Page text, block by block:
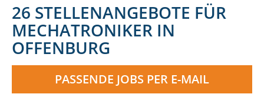
26 STELLENANGEBOTE FÜR
MECHATRONIKER IN
OFFENBURG
PASSENDE JOBS PER E-MAIL